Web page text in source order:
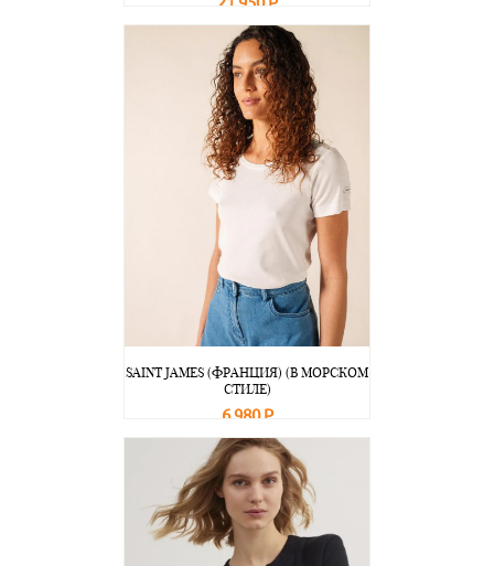
Подробнее
SAINT JAMES (ФРАНЦИЯ) (В МОРСКОМ
СТИЛЕ)
6 980 Р
В корзину Подробнее